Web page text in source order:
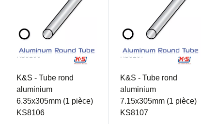
KS8106
K&S - Tube rond
aluminium
6.35x305mm (1 pièce)
KS8106
KS8107
K&S - Tube rond
aluminium
7.15x305mm (1 pièce)
KS8107